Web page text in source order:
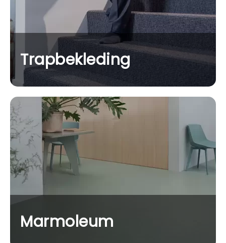
Trapbekleding
Marmoleum